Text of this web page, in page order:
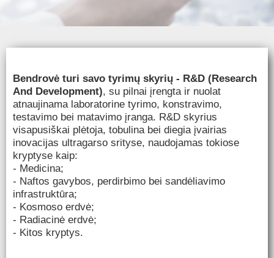
Bendrovė turi savo tyrimų skyrių - R&D (Research
And Development), su pilnai įrengta ir nuolat
atnaujinama laboratorine tyrimo, konstravimo,
testavimo bei matavimo įranga. R&D skyrius
visapusiškai plėtoja, tobulina bei diegia įvairias
inovacijas ultragarso srityse, naudojamas tokiose
kryptyse kaip:
- Medicina;
- Naftos gavybos, perdirbimo bei sandėliavimo
infrastruktūra;
- Kosmoso erdvė;
- Radiacinė erdvė;
- Kitos kryptys.